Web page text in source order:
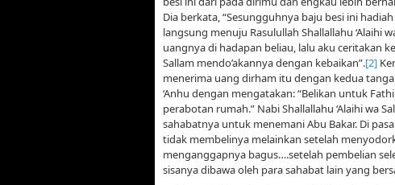
Dia berkata, “Sesungguhnya baju besi ini
langsung menuju Rasulullah Shallallahu ‘Alaihi
uangnya di hadapan beliau, lalu aku ceritakan
Sallam mendo’akannya dengan kebaikan”.[2]
menerima uang dirham itu dengan kedua
‘Anhu dengan mengatakan: “Belikan untuk
perabotan rumah.” Nabi Shallallahu ‘Alaihi wa
sahabatnya untuk menemani Abu Bakar. Di
tidak membelinya melainkan setelah
menganggapnya bagus….setelah pembelian
sisanya dibawa oleh para sahabat lain yang